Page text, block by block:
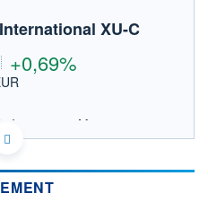
FORUM
XU-C
+0,69%
Investment Management,